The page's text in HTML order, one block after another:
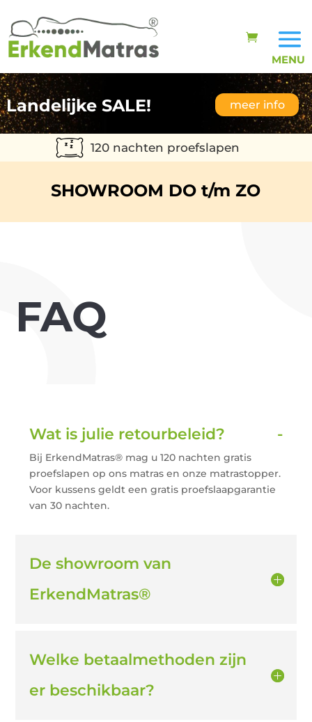
Landelijke SALE! meer info
120 nachten proefslapen
SHOWROOM DO t/m ZO
FAQ
Wat is julie retourbeleid?
Bij ErkendMatras® mag u 120 nachten gratis
proefslapen op ons matras en onze matrastopper.
Voor kussens geldt een gratis proefslaapgarantie
van 30 nachten.
De showroom van
ErkendMatras®
Welke betaalmethoden zijn
er beschikbaar?